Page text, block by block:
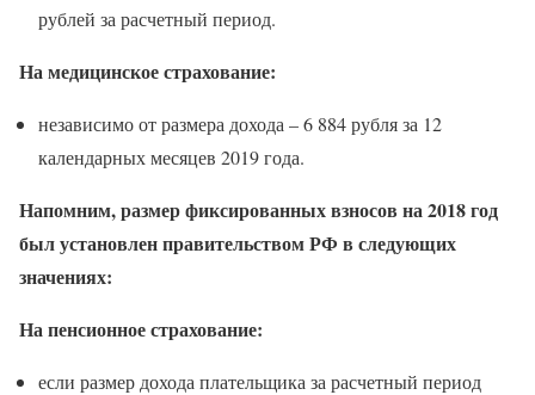
рублей за расчетный период.
На медицинское страхование:
независимо от размера дохода – 6 884 рубля за 12
календарных месяцев 2019 года.
Напомним, размер фиксированных взносов на 2018 год
был установлен правительством РФ в следующих
значениях:
На пенсионное страхование:
если размер дохода плательщика за расчетный период